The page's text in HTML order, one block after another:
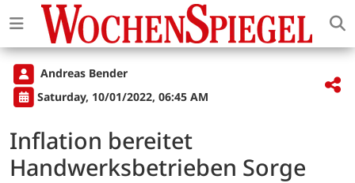
Andreas Bender
Saturday, 10/01/2022, 06:45 AM
Inflation bereitet
Handwerksbetrieben Sorge